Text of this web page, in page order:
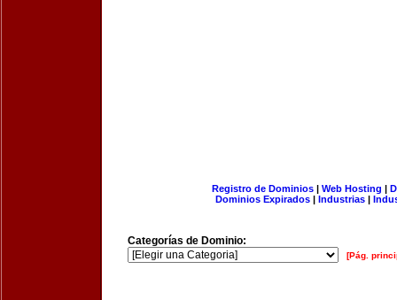
Registro de Dominios| Web Hosting |
Dominios Expirados | Industrias |
Categorías de Dominio:
[Pág.